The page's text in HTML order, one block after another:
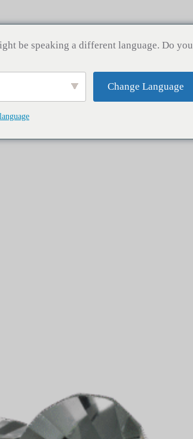
be speaking a different language. Do you
Change Language